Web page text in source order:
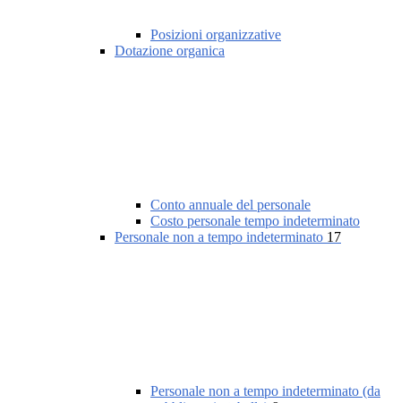
Posizioni organizzative
Dotazione organica
Conto annuale del personale
Costo personale tempo indeterminato
Personale non a tempo indeterminato 17
Personale non a tempo indeterminato (da